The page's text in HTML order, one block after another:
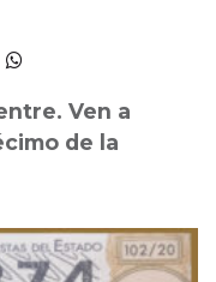
Ven a
de la